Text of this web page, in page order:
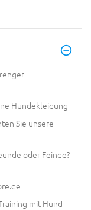
Hundekleidung
Sie unsere
oder Feinde?
mit Hund